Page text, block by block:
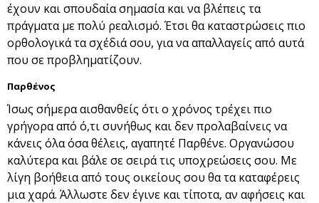
έχουν και σπουδαία σημασία και να βλέπεις τα
πράγματα με πολύ ρεαλισμό. Έτσι θα καταστρώσεις πιο
ορθολογικά τα σχέδιά σου, για να απαλλαγείς από αυτά
που σε προβληματίζουν.
Παρθένος
Ίσως σήμερα αισθανθείς ότι ο χρόνος τρέχει πιο
γρήγορα από ό,τι συνήθως και δεν προλαβαίνεις να
κάνεις όλα όσα θέλεις, αγαπητέ Παρθένε. Οργανώσου
καλύτερα και βάλε σε σειρά τις υποχρεώσεις σου. Με
λίγη βοήθεια από τους οικείους σου θα τα καταφέρεις
μια χαρά. Άλλωστε δεν έγινε και τίποτα, αν αφήσεις και